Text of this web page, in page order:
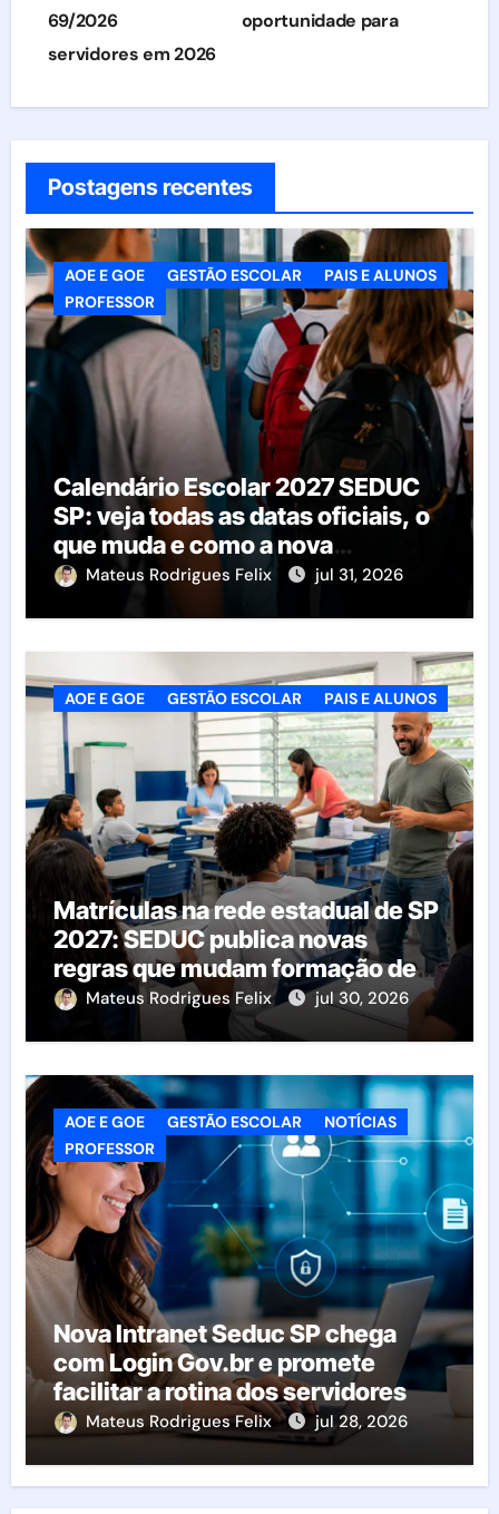
69/2026
oportunidade para
servidores em 2026
Postagens recentes
AOE E GOE GESTÃO ESCOLAR
PAIS E ALUNOS
PROFESSOR
Calendário Escolar 2027 SEDUC
SP: veja todas as datas oficiais, o
que muda e como a nova
resolução afeta as escolas
Mateus Rodrigues Felix jul 31, 2026
AOE E GOE GESTÃO ESCOLAR PAIS E ALUNOS
Matrículas na rede estadual de SP
2027: SEDUC publica novas
regras que mudam formação de
classes e transferências
Mateus Rodrigues Felix jul 30, 2026
AOE E GOE GESTÃO ESCOLAR
NOTÍCIAS
PROFESSOR
Nova Intranet Seduc SP chega
com Login Gov.br e promete
facilitar a rotina dos servidores
Mateus Rodrigues Felix jul 28, 2026